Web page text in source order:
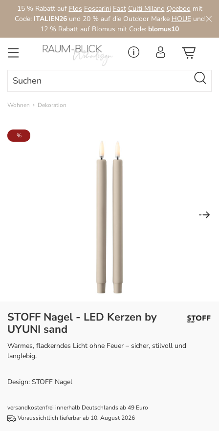
Zum Hauptinhalt springen
15 % Rabatt auf Flos Foscarini Fast Culti Milano Qeeboo mit
Code: ITALIEN26und 20 % auf die Outdoor Marke HOUEund
12 % Rabatt auf Blomus mit Code: blomus10
Wohnen Dekoration
Bildergalerie überspringen
%
STOFF Nagel - LED Kerzen by
UYUNI sand
Warmes, flackerndes Licht ohne Feuer – sicher, stilvoll und
langlebig.
Design: STOFF Nagel
versandkostenfrei innerhalb Deutschlands ab 49 Euro
Voraussichtlich lieferbar ab 10. August 2026